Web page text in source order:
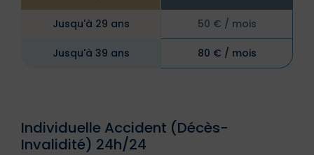
Jusqu'à 29 ans 50 € / mois
Jusqu'à 39 ans 80 € / mois
Individuelle Accident (Décès-
Invalidité) 24h/24